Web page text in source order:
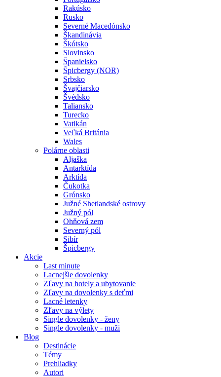
Rakúsko
Rusko
Severné Macedónsko
Škandinávia
Škótsko
Slovinsko
Španielsko
Špicbergy (NOR)
Srbsko
Švajčiarsko
Švédsko
Taliansko
Turecko
Vatikán
Veľká Británia
Wales
Polárne oblasti
Aljaška
Antarktída
Arktída
Čukotka
Grónsko
Južné Shetlandské ostrovy
Južný pól
Ohňová zem
Severný pól
Sibír
Špicbergy
Akcie
Last minute
Lacnejšie dovolenky
Zľavy na hotely a ubytovanie
Zľavy na dovolenky s deťmi
Lacné letenky
Zľavy na výlety
Single dovolenky - ženy
Single dovolenky - muži
Blog
Destinácie
Témy
Prehliadky
Autori